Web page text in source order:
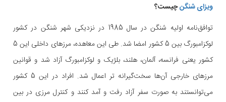
ویزای شنگنچیست؟
توافق‌نامه اولیه شنگن در سال 1985 در نزدیکی شهر شنگن در کشور
لوکزامبورگ بین 5 کشور امضا شد. طی این معاهده، مرزهای داخلی این 5
کشور یعنی فرانسه، آلمان، هلند، بلژیک و لوکزامبورگ آزاد شد و قوانین
مرزهای خارجی آن‌ها سخت‌گیرانه تر اعمال شد. افراد در این 5 کشور
می‌توانستند به صورت سفر آزاد رفت و آمد کنند و کنترل مرزی در بین